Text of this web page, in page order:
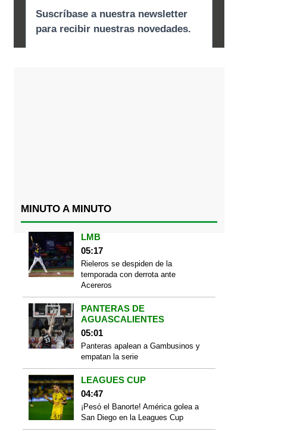
MINUTO A MINUTO
LMB
05:17
Rieleros se despiden de la
temporada con derrota ante
Acereros
PANTERAS DE
AGUASCALIENTES
05:01
Panteras apalean a Gambusinos y
empatan la serie
LEAGUES CUP
04:47
¡Pesó el Banorte! América golea a
San Diego en la Leagues Cup